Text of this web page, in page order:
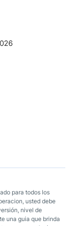
para todos los
usted debe
nivel de
una guia que brinda